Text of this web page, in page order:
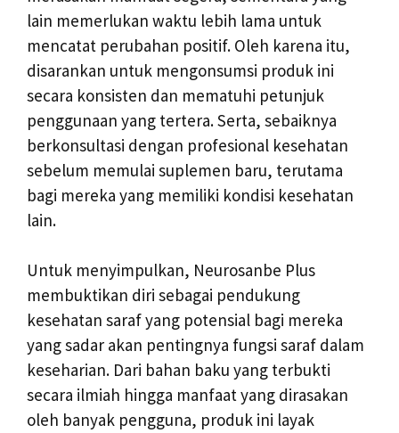
lain memerlukan waktu lebih lama untuk
mencatat perubahan positif. Oleh karena itu,
disarankan untuk mengonsumsi produk ini
secara konsisten dan mematuhi petunjuk
penggunaan yang tertera. Serta, sebaiknya
berkonsultasi dengan profesional kesehatan
sebelum memulai suplemen baru, terutama
bagi mereka yang memiliki kondisi kesehatan
lain.
Untuk menyimpulkan, Neurosanbe Plus
membuktikan diri sebagai pendukung
kesehatan saraf yang potensial bagi mereka
yang sadar akan pentingnya fungsi saraf dalam
keseharian. Dari bahan baku yang terbukti
secara ilmiah hingga manfaat yang dirasakan
oleh banyak pengguna, produk ini layak